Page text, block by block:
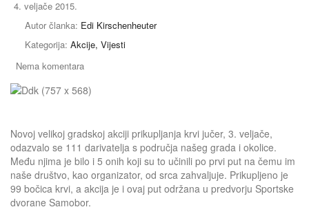
4. veljače 2015.
Autor članka: Edi Kirschenheuter
Kategorija: Akcije, Vijesti
Nema komentara
Novoj velikoj gradskoj akciji prikupljanja krvi jučer, 3. veljače,
odazvalo se 111 darivatelja s područja našeg grada i okolice.
Među njima je bilo i 5 onih koji su to učinili po prvi put na čemu im
naše društvo, kao organizator, od srca zahvaljuje. Prikupljeno je
99 bočica krvi, a akcija je i ovaj put održana u predvorju Sportske
dvorane Samobor.